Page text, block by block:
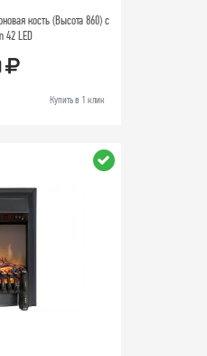
кость (Высота 860) с
42 LED
Купить в 1 клик